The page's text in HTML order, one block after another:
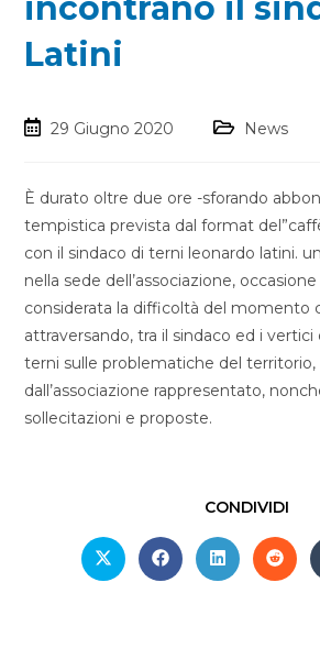
incontrano il
Latini
29 Giugno 2020 News
È durato oltre due ore -sforando
tempistica prevista dal format
con il sindaco di terni leonardo latini.
nella sede dell’associazione,
considerata la difficoltà del momento
attraversando, tra il sindaco ed i
terni sulle problematiche del
dall’associazione rappresentato,
sollecitazioni e proposte.
CONDIVIDI